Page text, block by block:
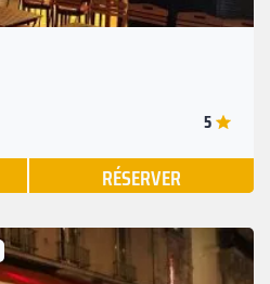
5
RÉSERVER